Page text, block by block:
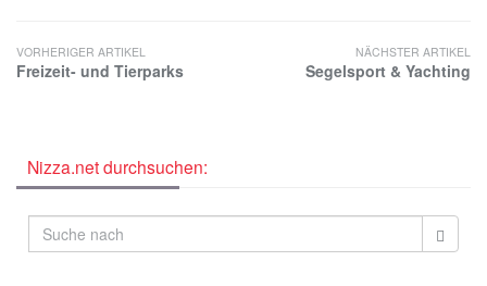
VORHERIGER ARTIKEL
Freizeit- und Tierparks
NÄCHSTER ARTIKEL
Segelsport & Yachting
Nizza.net durchsuchen: